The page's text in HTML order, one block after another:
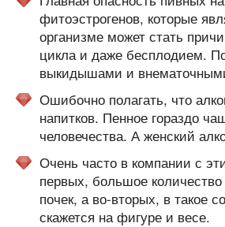
фитоэстрогенов, которые
организме может стать
цикла и даже бесплодием.
выкидышами и
Ошибочно полагать, что
напитков. Пенное гораздо
человечества. А женский
Очень часто в компании с
первых, большое
почек, а во-вторых, в такое
скажется на фигуре и весе.